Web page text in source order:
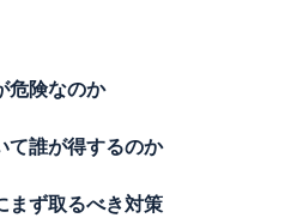
険なのか
誰が得するのか
ず取るべき対策